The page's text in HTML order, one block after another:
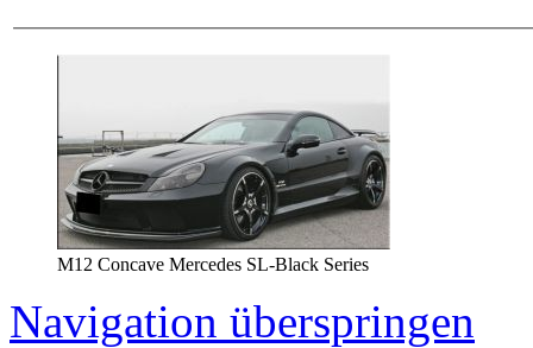
M12 Concave Mercedes SL-Black Series
Navigation überspringen